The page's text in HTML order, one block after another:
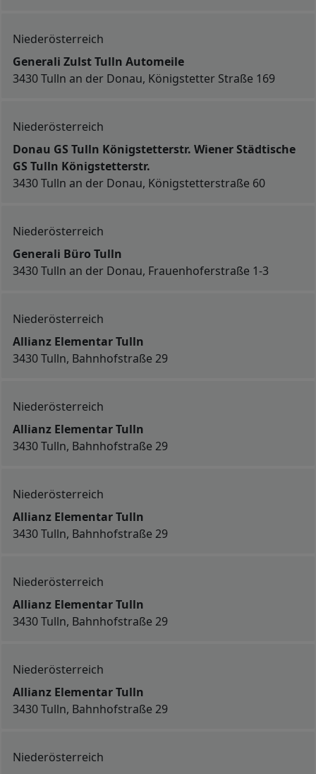
Niederösterreich
Generali Zulst Tulln Automeile
3430 Tulln an der Donau, Königstetter Straße 169
Niederösterreich
Donau GS Tulln Königstetterstr. Wiener Städtische
GS Tulln Königstetterstr.
3430 Tulln an der Donau, Königstetterstraße 60
Niederösterreich
Generali Büro Tulln
3430 Tulln an der Donau, Frauenhoferstraße 1-3
Niederösterreich
Allianz Elementar Tulln
3430 Tulln, Bahnhofstraße 29
Niederösterreich
Allianz Elementar Tulln
3430 Tulln, Bahnhofstraße 29
Niederösterreich
Allianz Elementar Tulln
3430 Tulln, Bahnhofstraße 29
Niederösterreich
Allianz Elementar Tulln
3430 Tulln, Bahnhofstraße 29
Niederösterreich
Allianz Elementar Tulln
3430 Tulln, Bahnhofstraße 29
Niederösterreich